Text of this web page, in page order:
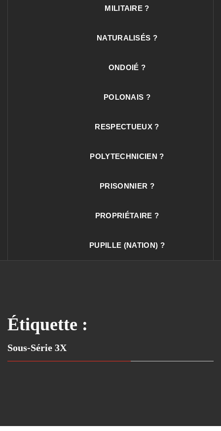
MILITAIRE ?
NATURALISÉS ?
ONDOIÉ ?
POLONAIS ?
RESPECTUEUX ?
POLYTECHNICIEN ?
PRISONNIER ?
PROPRIÉTAIRE ?
PUPILLE (NATION) ?
Étiquette :
Sous-Série 3X